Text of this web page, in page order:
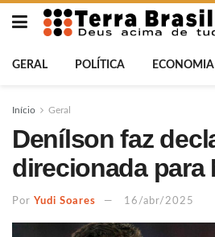
GERAL POLÍTICA ECONOMIA
Início Geral
Denílson faz
direcionada para
Por Yudi Soares 16/abr/2025